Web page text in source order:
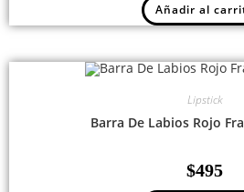
Añadir al
Lipstick
Barra De Labios Rojo
$495